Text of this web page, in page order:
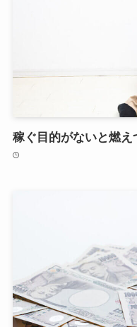
稼ぐ目的がないと燃え